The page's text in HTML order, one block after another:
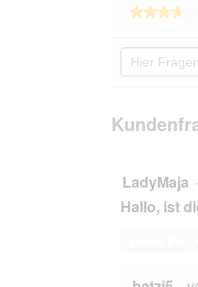
★★★★★
★★★★★
5
Hier
Fragen
durchsuchen
LadyMaja ·
Hallo, ist